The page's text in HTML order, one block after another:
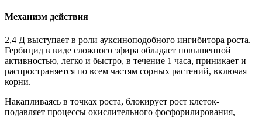
Механизм действия
2,4 Д выступает в роли ауксиноподобного ингибитора роста.
Гербицид в виде сложного эфира обладает повышенной
активностью, легко и быстро, в течение 1 часа, приникает и
распространяется по всем частям сорных растений, включая
корни.
Накапливаясь в точках роста, блокирует рост клеток-
подавляет процессы окислительного фосфорилирования,